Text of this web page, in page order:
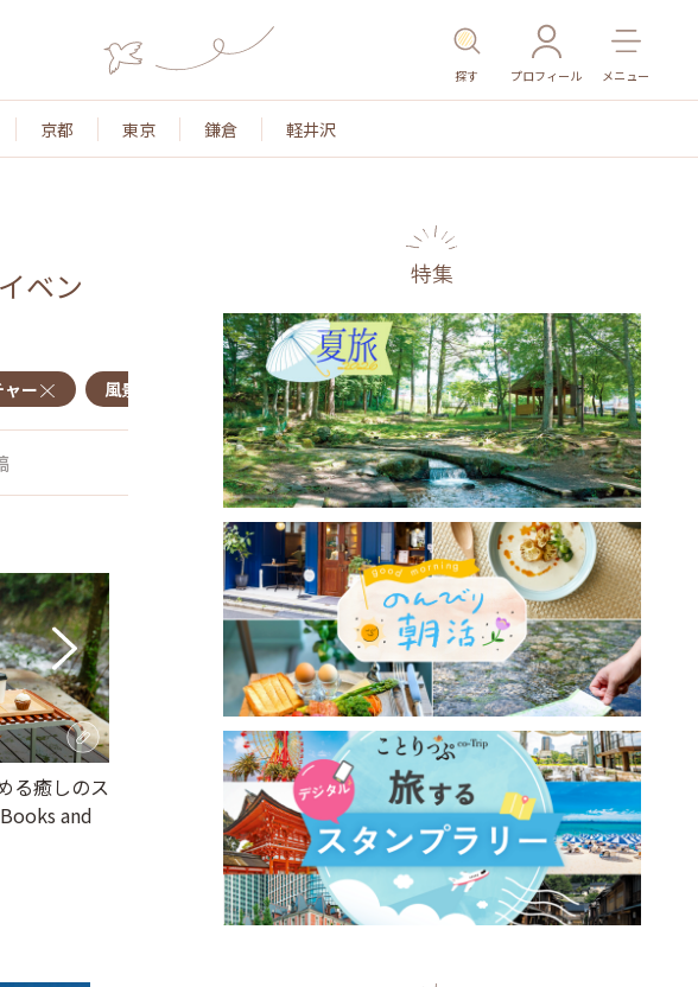
探す プロフィール メニュー
京都 東京 鎌倉 軽井沢
イベン
ー 風景・景色 名所・旧跡 温泉・スパ その他施設
る癒しのス
and
【東京から2時間】日帰り紅葉狩
りにもおすすめ♪ 関東近郊の紅
葉スポット14選～幻想的な雲海
との競演も～
2025.10.22
特集